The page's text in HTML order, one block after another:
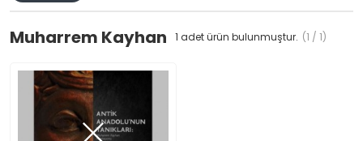
Muharrem Kayhan 1 adet ürün bulunmuştur. (1 / 1)